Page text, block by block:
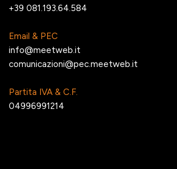
+39 081.193.64.584
Email & PEC
info@meetweb.it
comunicazioni@pec.meetweb.it
Partita IVA & C.F.
04996991214